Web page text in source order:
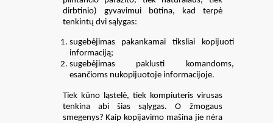
dirbtinio) gyvavimui būtina, kad terpė
tenkintų dvi sąlygas:
sugebėjimas pakankamai tiksliai kopijuoti
informaciją;
sugebėjimas paklusti komandoms,
esančioms nukopijuotoje informacijoje.
Tiek kūno ląstelė, tiek kompiuteris virusas
tenkina abi šias sąlygas. O žmogaus
smegenys? Kaip kopijavimo mašina jie nėra